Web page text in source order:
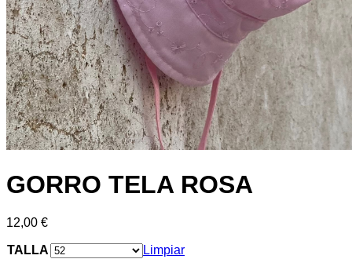
GORRO TELA ROSA
12,00 €
TALLA
Limpiar